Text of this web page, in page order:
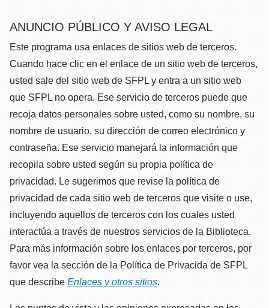
ANUNCIO PÚBLICO Y AVISO LEGAL
Este programa usa enlaces de sitios web de terceros.
Cuando hace clic en el enlace de un sitio web de terceros,
usted sale del sitio web de SFPL y entra a un sitio web
que SFPL no opera. Ese servicio de terceros puede que
recoja datos personales sobre usted, como su nombre, su
nombre de usuario, su dirección de correo electrónico y
contraseña. Ese servicio manejará la información que
recopila sobre usted según su propia política de
privacidad. Le sugerimos que revise la política de
privacidad de cada sitio web de terceros que visite o use,
incluyendo aquellos de terceros con los cuales usted
interactúa a través de nuestros servicios de la Biblioteca.
Para más información sobre los enlaces por terceros, por
favor vea la sección de la Política de Privacida de SFPL
que describe Enlaces y otros sitios.